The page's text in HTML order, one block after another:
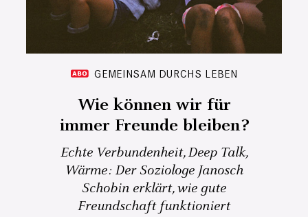
GEMEINSAM DURCHS LEBEN
Wie können wir für
immer Freunde bleiben?
Echte Verbundenheit, Deep Talk,
Wärme: Der Soziologe Janosch
Schobin erklärt, wie gute
Freundschaft funktioniert